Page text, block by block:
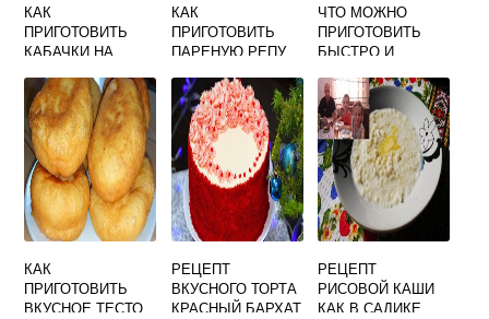
КАК
ПРИГОТОВИТЬ
КАБАЧКИ НА
ДОМАШНИХ
УСЛОВИЯХ
БЫСТРО И
ВКУСНО
КАК
ПРИГОТОВИТЬ
ПАРЕНУЮ РЕПУ
ВКУСНО
ЧТО МОЖНО
ПРИГОТОВИТЬ
БЫСТРО И
КУРИНОЙ ПЕЧЕНИ
КАК
ПРИГОТОВИТЬ
ВКУСНОЕ ТЕСТО
РЕЦЕПТ
ВКУСНОГО ТОРТА
КРАСНЫЙ БАРХАТ
РЕЦЕПТ
РИСОВОЙ КАШИ
КАК В САДИКЕ